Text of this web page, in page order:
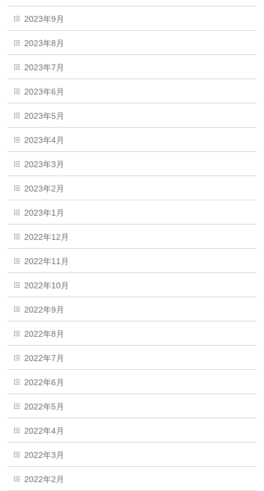
2023年9月
2023年8月
2023年7月
2023年6月
2023年5月
2023年4月
2023年3月
2023年2月
2023年1月
2022年12月
2022年11月
2022年10月
2022年9月
2022年8月
2022年7月
2022年6月
2022年5月
2022年4月
2022年3月
2022年2月